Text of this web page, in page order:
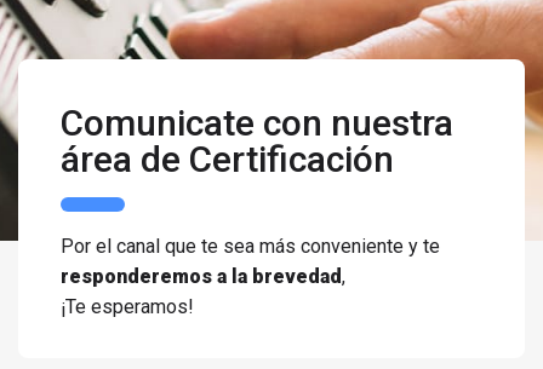
Comunicate con nuestra
área de Certificación
Por el canal que te sea más conveniente y te
responderemos a la brevedad,
¡Te esperamos!